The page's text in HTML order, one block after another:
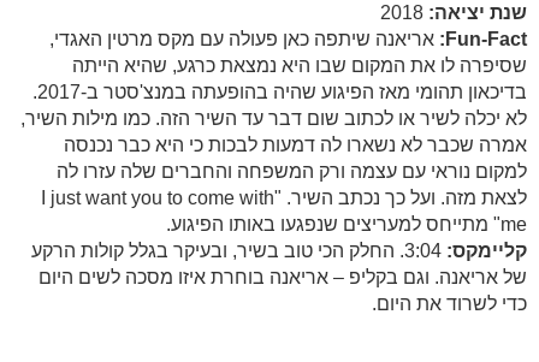
שנת יציאה:
Fun-Fact:
אריאנה שיתפה כאן פעולה עם מקס מרטין האגדי,
שסיפרה לו את המקום שבו היא נמצאת כרגע, שהיא הייתה
בדיכאון תהומי מאז הפיגוע שהיה בהופעתה במנצ'סטר ב-2017.
לא יכלה לשיר או לכתוב שום דבר עד השיר הזה. כמו מילות השיר,
אמרה שכבר לא נשארו לה דמעות לבכות כי היא כבר נכנסה
למקום נוראי עם עצמה ורק המשפחה והחברים שלה עזרו לה
לצאת מזה. ועל כך נכתב השיר. "I just want you to come with
me" מתייחס למעריצים שנפגעו באותו הפיגוע.
קליימקס:
3:04. החלק הכי טוב בשיר, ובעיקר בגלל קולות הרקע
של אריאנה. וגם בקליפ – אריאנה בוחרת איזו מסכה לשים היום
כדי לשרוד את היום.